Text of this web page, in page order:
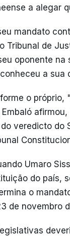
a alegar
mandato
Tribunal de
oponente
a sua
o próprio,
veredicto do
Umaro
do país,
o
de novembro